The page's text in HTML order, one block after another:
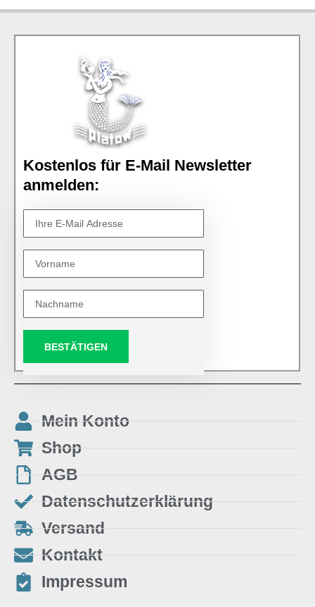
Kostenlos für E-Mail Newsletter
anmelden:
BESTÄTIGEN
Mein Konto
Shop
AGB
Datenschutzerklärung
Versand
Kontakt
Impressum